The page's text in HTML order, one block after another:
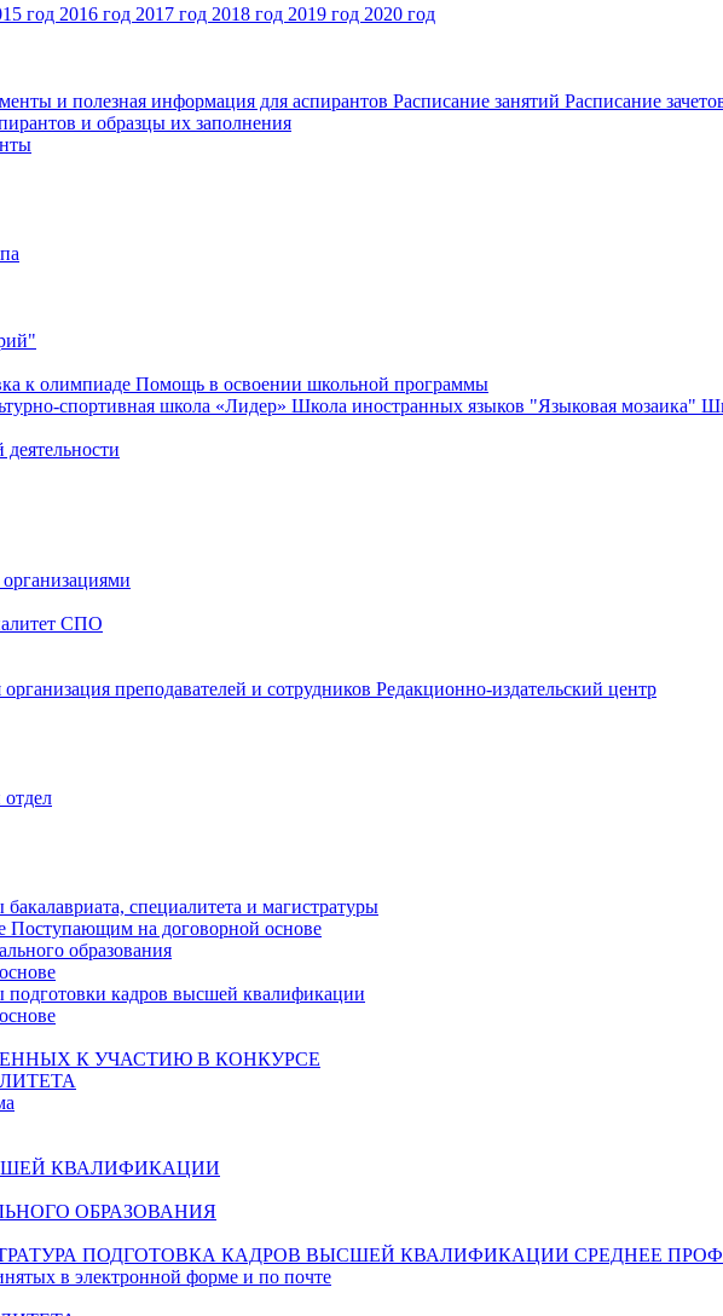
год 2016 год 2017 год 2018 год 2019 год 2020 год
и полезная информация для аспирантов Расписание занятий Расписание
и образцы их заполнения
к олимпиаде Помощь в освоении школьной программы
спортивная школа «Лидер» Школа иностранных языков "Языковая мозаика"
СПО
преподавателей и сотрудников Редакционно-издательский центр
специалитета и магистратуры
Поступающим на договорной основе
образования
кадров высшей квалификации
К УЧАСТИЮ В КОНКУРСЕ
КВАЛИФИКАЦИИ
ОБРАЗОВАНИЯ
ПОДГОТОВКА КАДРОВ ВЫСШЕЙ КВАЛИФИКАЦИИ СРЕДНЕЕ
в электронной форме и по почте